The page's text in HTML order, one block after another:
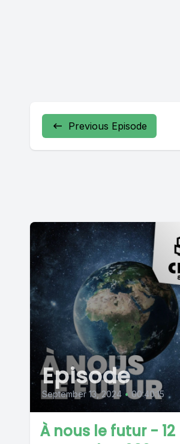
Previous Episode
Episode
September 13, 2024 • 00:40:15
À nous le futur - 12